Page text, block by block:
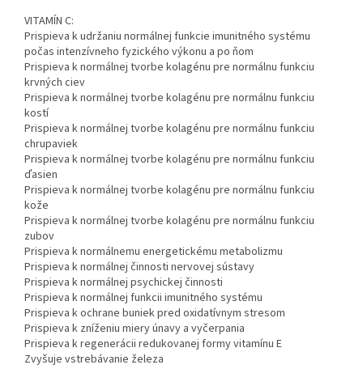
VITAMÍN C:
Prispieva k udržaniu normálnej funkcie imunitného systému
počas intenzívneho fyzického výkonu a po ňom
Prispieva k normálnej tvorbe kolagénu pre normálnu funkciu
krvných ciev
Prispieva k normálnej tvorbe kolagénu pre normálnu funkciu
kostí
Prispieva k normálnej tvorbe kolagénu pre normálnu funkciu
chrupaviek
Prispieva k normálnej tvorbe kolagénu pre normálnu funkciu
ďasien
Prispieva k normálnej tvorbe kolagénu pre normálnu funkciu
kože
Prispieva k normálnej tvorbe kolagénu pre normálnu funkciu
zubov
Prispieva k normálnemu energetickému metabolizmu
Prispieva k normálnej činnosti nervovej sústavy
Prispieva k normálnej psychickej činnosti
Prispieva k normálnej funkcii imunitného systému
Prispieva k ochrane buniek pred oxidatívnym stresom
Prispieva k zníženiu miery únavy a vyčerpania
Prispieva k regenerácii redukovanej formy vitamínu E
Zvyšuje vstrebávanie železa